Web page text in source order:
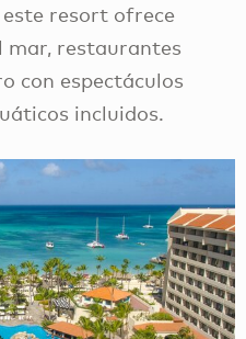
este resort ofrece
mar, restaurantes
con espectáculos
incluidos.